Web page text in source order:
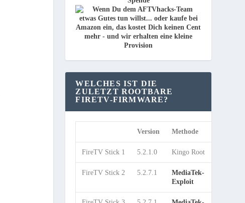
WELCHES IST DIE
ZULETZT ROOTBARE
FIRETV-FIRMWARE?
Version Methode
FireTV Stick 1 5.2.1.0 Kingo Root
FireTV Stick 2 5.2.7.1
MediaTek-
Exploit